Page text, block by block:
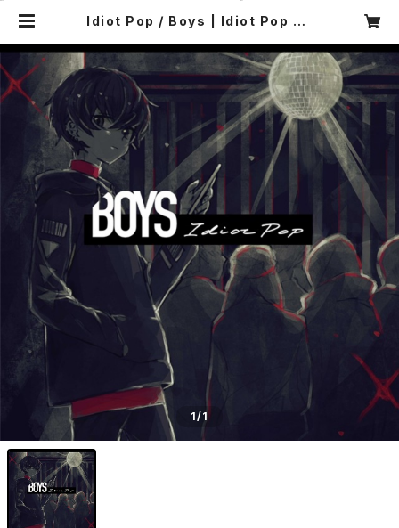
Idiot Pop / Boys | Idiot Pop Re
1/1